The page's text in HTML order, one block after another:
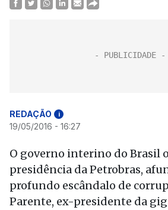
REDAÇÃO i
19/05/2016 - 16:27
O governo interino do Brasil
presidência da Petrobras,
profundo escândalo de
Parente, ex-presidente da